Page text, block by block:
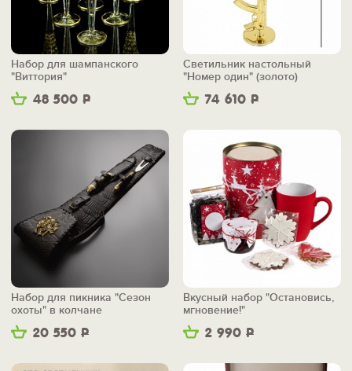
48 500 Р
Набор для шампанского
"Виттория"
74 610 Р
Светильник настольный
"Номер один" (золото)
20 550 Р
Набор для пикника "Сезон
охоты" в колчане
2 990 Р
Вкусный набор "Остановись,
мгновение!"